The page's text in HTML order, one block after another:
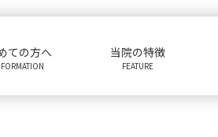
ての方へ 当院の特徴
FEATURE